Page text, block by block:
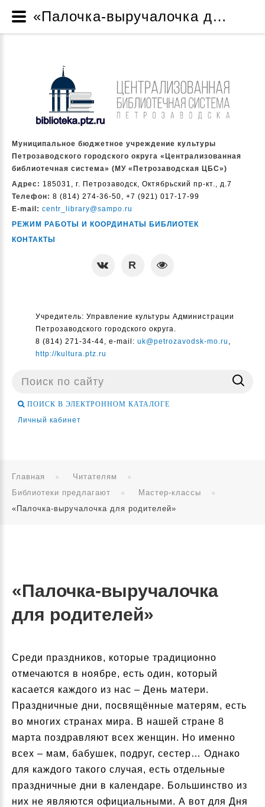
Муниципальное бюджетное учреждение культуры
Петрозаводского городского округа «Централизованная
библиотечная система» (МУ «Петрозаводская ЦБС»)
Адрес: 185031, г. Петрозаводск, Октябрьский пр-кт., д.7
Телефон: 8 (814) 274-36-50, +7 (921) 017-17-99
E-mail: centr_library@sampo.ru
РЕЖИМ РАБОТЫ И КООРДИНАТЫ БИБЛИОТЕК
КОНТАКТЫ
Учредитель: Управление культуры Администрации
Петрозаводского городского округа.
8 (814) 271-34-44, e-mail: uk@petrozavodsk-mo.ru ,
http://kultura.ptz.ru
Поиск
ПОИСК В ЭЛЕКТРОННОМ КАТАЛОГЕ
Личный кабинет
Главная
Читателям
Библиотеки предлагают
Мастер-классы
«Палочка-выручалочка для родителей»
«Палочка-выручалочка
для родителей»
Среди праздников, которые традиционно
отмечаются в ноябре, есть один, который
касается каждого из нас – День матери.
Праздничные дни, посвящённые матерям, есть
во многих странах мира. В нашей стране 8
марта поздравляют всех женщин. Но именно
всех – мам, бабушек, подруг, сестер… Однако
для каждого такого случая, есть отдельные
праздничные дни в календаре. Большинство из
них не являются официальными. А вот для Дня
«Палочка-выручалочка для родителей» - Мастер-классы - Библиотеки предлагают - Читателям - Муниципальное бюджетное учреждение культуры Петрозаводского городского округа «Централизованная библиотечная система» (МУ «Петрозаводская ЦБС»)